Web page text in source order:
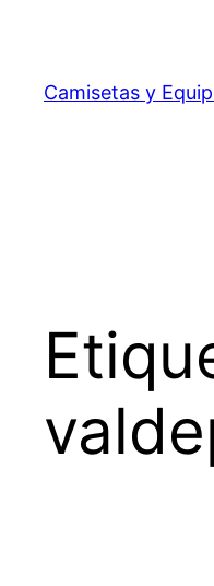
contenido
Camisetas y